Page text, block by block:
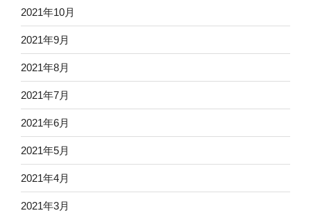
2021年10月
2021年9月
2021年8月
2021年7月
2021年6月
2021年5月
2021年4月
2021年3月